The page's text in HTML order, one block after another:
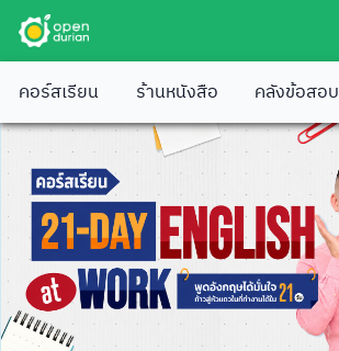
คอร์สเรียน ร้านหนังสือ คลังข้อสอบ